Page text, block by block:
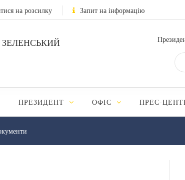
на розсилку Запит на інформацію
ПРЕЗИДЕНТ ОФІС ПРЕС-